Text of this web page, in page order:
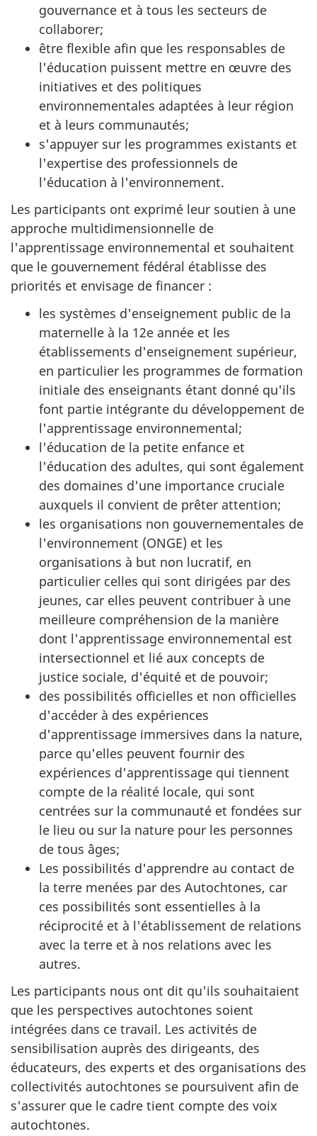
gouvernance et à tous les secteurs de
collaborer;
être flexible afin que les responsables de
l'éducation puissent mettre en œuvre des
initiatives et des politiques
environnementales adaptées à leur région
et à leurs communautés;
s'appuyer sur les programmes existants et
l'expertise des professionnels de
l'éducation à l'environnement.
Les participants ont exprimé leur soutien à une
approche multidimensionnelle de
l'apprentissage environnemental et souhaitent
que le gouvernement fédéral établisse des
priorités et envisage de financer :
les systèmes d'enseignement public de la
maternelle à la 12e année et les
établissements d'enseignement supérieur,
en particulier les programmes de formation
initiale des enseignants étant donné qu'ils
font partie intégrante du développement de
l'apprentissage environnemental;
l'éducation de la petite enfance et
l'éducation des adultes, qui sont également
des domaines d'une importance cruciale
auxquels il convient de prêter attention;
les organisations non gouvernementales de
l'environnement (ONGE) et les
organisations à but non lucratif, en
particulier celles qui sont dirigées par des
jeunes, car elles peuvent contribuer à une
meilleure compréhension de la manière
dont l'apprentissage environnemental est
intersectionnel et lié aux concepts de
justice sociale, d'équité et de pouvoir;
des possibilités officielles et non officielles
d'accéder à des expériences
d'apprentissage immersives dans la nature,
parce qu'elles peuvent fournir des
expériences d'apprentissage qui tiennent
compte de la réalité locale, qui sont
centrées sur la communauté et fondées sur
le lieu ou sur la nature pour les personnes
de tous âges;
Les possibilités d'apprendre au contact de
la terre menées par des Autochtones, car
ces possibilités sont essentielles à la
réciprocité et à l'établissement de relations
avec la terre et à nos relations avec les
autres.
Les participants nous ont dit qu'ils souhaitaient
que les perspectives autochtones soient
intégrées dans ce travail. Les activités de
sensibilisation auprès des dirigeants, des
éducateurs, des experts et des organisations des
collectivités autochtones se poursuivent afin de
s'assurer que le cadre tient compte des voix
autochtones.